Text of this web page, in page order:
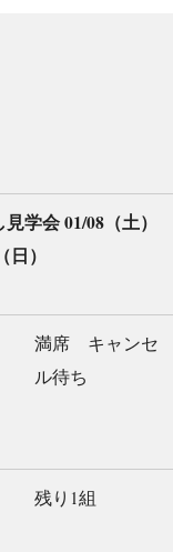
学会 01/08（土）
日）
満席 キャンセ
ル待ち
残り1組